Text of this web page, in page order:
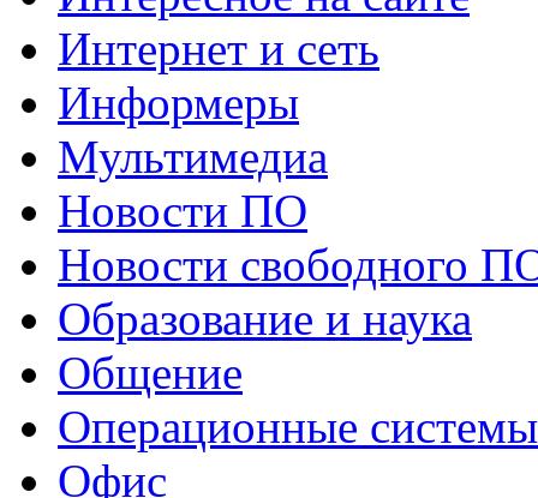
Интернет и сеть
Информеры
Мультимедиа
Новости ПО
Новости свободного
Образование и наука
Общение
Операционные системы
Офис